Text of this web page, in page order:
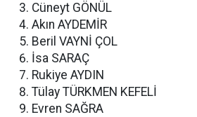
Cüneyt GÖNÜL
Akın AYDEMİR
Beril VAYNİ ÇOL
İsa SARAÇ
Rukiye AYDIN
Tülay TÜRKMEN KEFELİ
Evren SAĞRA